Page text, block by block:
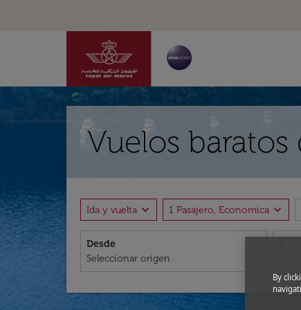
Vuelos
Ida y vuelta expand_more 1 Pasajero, Economica expand_more
Desde
By